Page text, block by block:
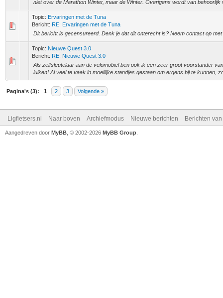
niet over de Marathon Winter, maar de Winter. Overigens wordt van behoorlijk
Topic: Ervaringen met de Tuna
Bericht: RE: Ervaringen met de Tuna
Dit bericht is gecensureerd. Denk je dat dit onterecht is? Neem contact op
Topic: Nieuwe Quest 3.0
Bericht: RE: Nieuwe Quest 3.0
Als zelfsleutelaar aan de velomobiel ben ook ik een zeer groot voorstander
luiken! Al veel te vaak in moeilijke standjes gestaan om ergens bij te kunnen,
Pagina's (3): 1 2 3 Volgende »
Ligfietsers.nl Naar boven Archiefmodus Nieuwe berichten Berichten
Aangedreven door MyBB , © 2002-2026 MyBB Group